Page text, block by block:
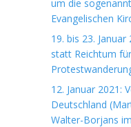
um die
Evangelischen
19. bis 23.
statt Reichtum
12. Januar 2021:
Deutschland
Walter-Borjans